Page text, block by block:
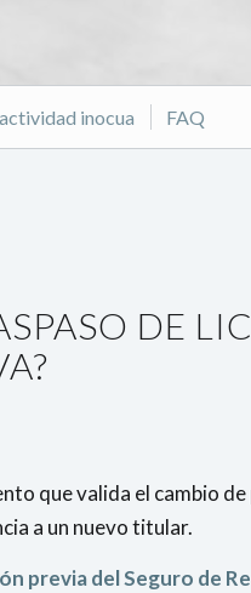
inocua FAQ
DE
que valida el cambio
a un nuevo titular.
previa del Seguro de